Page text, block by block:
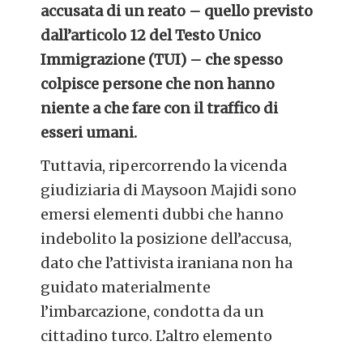
accusata di un reato – quello previsto
dall’articolo 12 del Testo Unico
Immigrazione (TUI) – che spesso
colpisce persone che non hanno
niente a che fare con il traffico di
esseri umani.
Tuttavia, ripercorrendo la vicenda
giudiziaria di Maysoon Majidi sono
emersi elementi dubbi che hanno
indebolito la posizione dell’accusa,
dato che l’attivista iraniana non ha
guidato materialmente
l’imbarcazione, condotta da un
cittadino turco. L’altro elemento